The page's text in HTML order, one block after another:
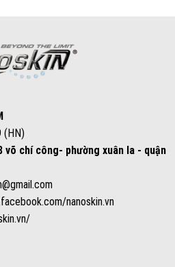
(HN)
võ chí công- phường xuân la - quận
nanoskin.vn